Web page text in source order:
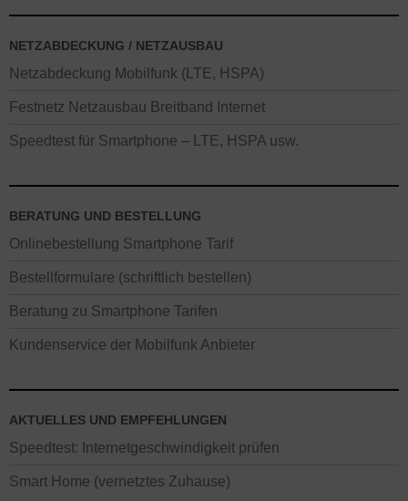
NETZABDECKUNG / NETZAUSBAU
Netzabdeckung Mobilfunk (LTE, HSPA)
Festnetz Netzausbau Breitband Internet
Speedtest für Smartphone – LTE, HSPA usw.
BERATUNG UND BESTELLUNG
Onlinebestellung Smartphone Tarif
Bestellformulare (schriftlich bestellen)
Beratung zu Smartphone Tarifen
Kundenservice der Mobilfunk Anbieter
AKTUELLES UND EMPFEHLUNGEN
Speedtest: Internetgeschwindigkeit prüfen
Smart Home (vernetztes Zuhause)